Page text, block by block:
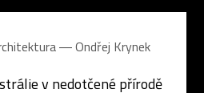
―Ondřej Krynek
v nedotčené přírodě